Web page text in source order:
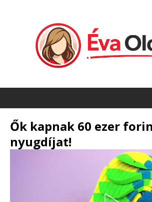
Ők kapnak 60 ezer
nyugdíjat!